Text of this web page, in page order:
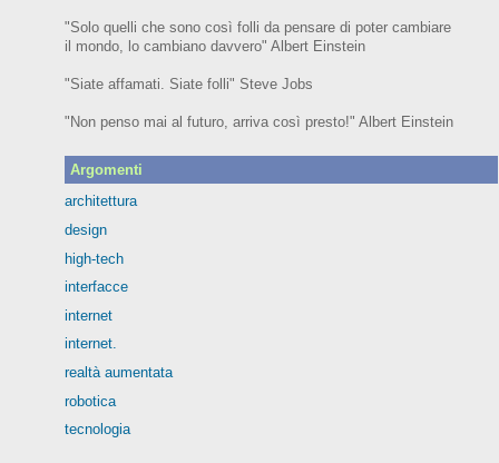
"Solo quelli che sono così folli da pensare di poter cambiare
il mondo, lo cambiano davvero" Albert Einstein
"Siate affamati. Siate folli" Steve Jobs
"Non penso mai al futuro, arriva così presto!" Albert Einstein
Argomenti
architettura
design
high-tech
interfacce
internet
internet.
realtà aumentata
robotica
tecnologia